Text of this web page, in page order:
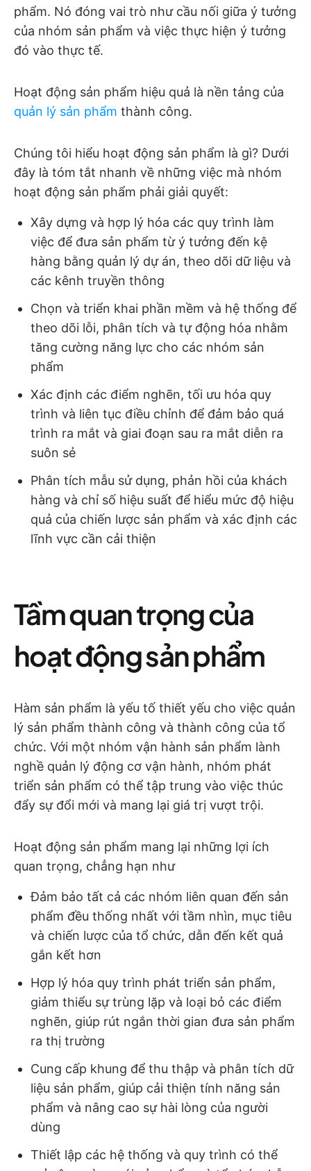
phẩm. Nó đóng vai trò như cầu nối giữa ý tưởng
của nhóm sản phẩm và việc thực hiện ý tưởng
đó vào thực tế.
Hoạt động sản phẩm hiệu quả là nền tảng của
quản lý sản phẩm thành công.
Chúng tôi hiểu hoạt động sản phẩm là gì? Dưới
đây là tóm tắt nhanh về những việc mà nhóm
hoạt động sản phẩm phải giải quyết:
Xây dựng và hợp lý hóa các quy trình làm
việc để đưa sản phẩm từ ý tưởng đến kệ
hàng bằng quản lý dự án, theo dõi dữ liệu và
các kênh truyền thông
Chọn và triển khai phần mềm và hệ thống để
theo dõi lỗi, phân tích và tự động hóa nhằm
tăng cường năng lực cho các nhóm sản
phẩm
Xác định các điểm nghẽn, tối ưu hóa quy
trình và liên tục điều chỉnh để đảm bảo quá
trình ra mắt và giai đoạn sau ra mắt diễn ra
suôn sẻ
Phân tích mẫu sử dụng, phản hồi của khách
hàng và chỉ số hiệu suất để hiểu mức độ hiệu
quả của chiến lược sản phẩm và xác định các
lĩnh vực cần cải thiện
Tầm quan trọng của
hoạt động sản phẩm
Hàm sản phẩm là yếu tố thiết yếu cho việc quản
lý sản phẩm thành công và thành công của tổ
chức. Với một nhóm vận hành sản phẩm lành
nghề quản lý động cơ vận hành, nhóm phát
triển sản phẩm có thể tập trung vào việc thúc
đẩy sự đổi mới và mang lại giá trị vượt trội.
Hoạt động sản phẩm mang lại những lợi ích
quan trọng, chẳng hạn như
Đảm bảo tất cả các nhóm liên quan đến sản
phẩm đều thống nhất với tầm nhìn, mục tiêu
và chiến lược của tổ chức, dẫn đến kết quả
gắn kết hơn
Hợp lý hóa quy trình phát triển sản phẩm,
giảm thiểu sự trùng lặp và loại bỏ các điểm
nghẽn, giúp rút ngắn thời gian đưa sản phẩm
ra thị trường
Cung cấp khung để thu thập và phân tích dữ
liệu sản phẩm, giúp cải thiện tính năng sản
phẩm và nâng cao sự hài lòng của người
dùng
Thiết lập các hệ thống và quy trình có thể